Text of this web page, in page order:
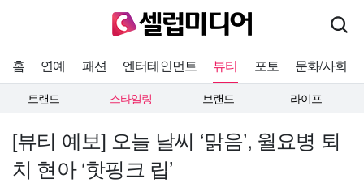
홈 연예 패션 엔터테인먼트 뷰티 포토 문화/사회
트랜드 스타일링 브랜드 라이프
[뷰티 예보] 오늘 날씨 ‘맑음’, 월요병 퇴
치 현아 ‘핫핑크 립’